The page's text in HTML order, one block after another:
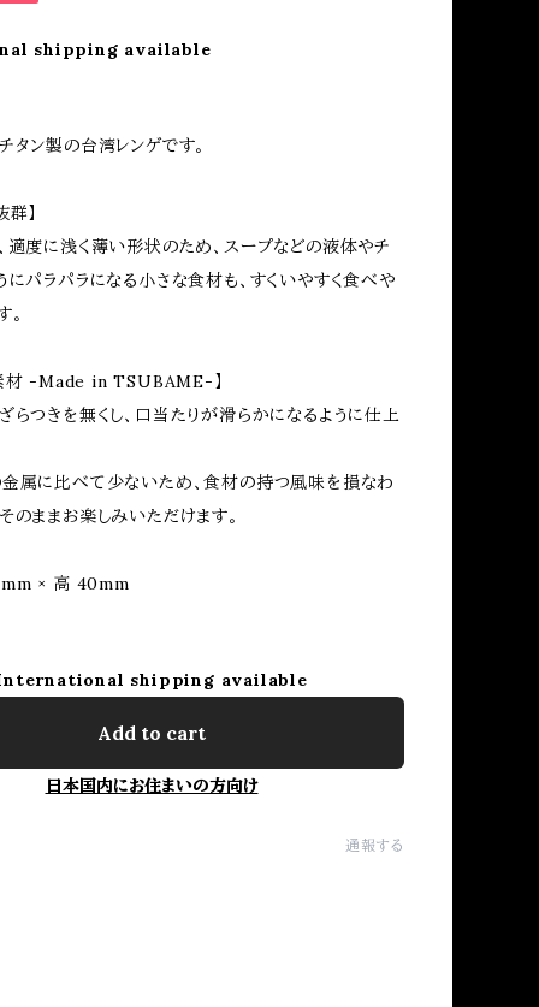
shipping available
タン製の台湾レンゲです。
】
適度に浅く薄い形状のため、スープなどの液体やチ
にパラパラになる小さな食材も、すくいやすく食べや
。
材 -Made in TSUBAME-】
らつきを無くし、口当たりが滑らかになるように仕上
属に比べて少ないため、食材の持つ風味を損なわ
のままお楽しみいただけます。
× 高 40mm
shipping available
Add to cart
日本国内にお住まいの方向け
通報する